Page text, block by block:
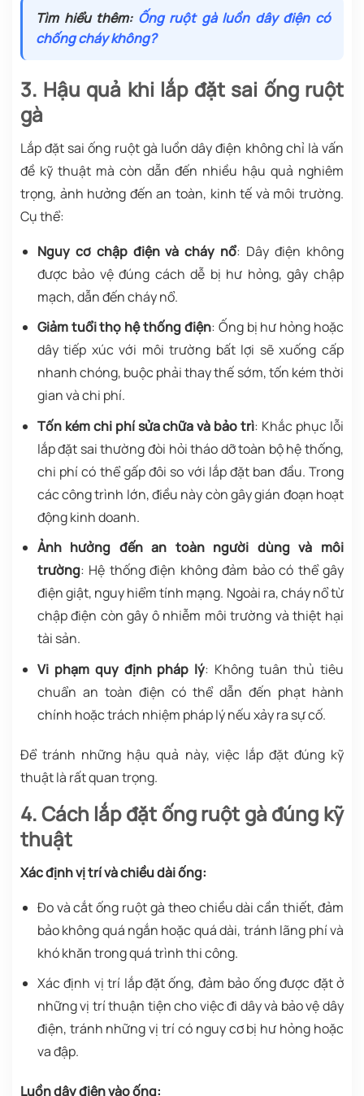
Tìm hiểu thêm: Ống ruột gà luồn dây điện có
chống cháy không?
3. Hậu quả khi lắp đặt sai ống ruột
gà
Lắp đặt sai ống ruột gà luồn dây điện không chỉ là vấn
đề kỹ thuật mà còn dẫn đến nhiều hậu quả nghiêm
trọng, ảnh hưởng đến an toàn, kinh tế và môi trường.
Cụ thể:
Nguy cơ chập điện và cháy nổ: Dây điện không
được bảo vệ đúng cách dễ bị hư hỏng, gây chập
mạch, dẫn đến cháy nổ.
Giảm tuổi thọ hệ thống điện: Ống bị hư hỏng hoặc
dây tiếp xúc với môi trường bất lợi sẽ xuống cấp
nhanh chóng, buộc phải thay thế sớm, tốn kém thời
gian và chi phí.
Tốn kém chi phí sửa chữa và bảo trì: Khắc phục lỗi
lắp đặt sai thường đòi hỏi tháo dỡ toàn bộ hệ thống,
chi phí có thể gấp đôi so với lắp đặt ban đầu. Trong
các công trình lớn, điều này còn gây gián đoạn hoạt
động kinh doanh.
Ảnh hưởng đến an toàn người dùng và môi
trường: Hệ thống điện không đảm bảo có thể gây
điện giật, nguy hiểm tính mạng. Ngoài ra, cháy nổ từ
chập điện còn gây ô nhiễm môi trường và thiệt hại
tài sản.
Vi phạm quy định pháp lý: Không tuân thủ tiêu
chuẩn an toàn điện có thể dẫn đến phạt hành
chính hoặc trách nhiệm pháp lý nếu xảy ra sự cố.
Để tránh những hậu quả này, việc lắp đặt đúng kỹ
thuật là rất quan trọng.
4. Cách lắp đặt ống ruột gà đúng kỹ
thuật
Xác định vị trí và chiều dài ống:
Đo và cắt ống ruột gà theo chiều dài cần thiết, đảm
bảo không quá ngắn hoặc quá dài, tránh lãng phí và
khó khăn trong quá trình thi công.
Xác định vị trí lắp đặt ống, đảm bảo ống được đặt ở
những vị trí thuận tiện cho việc đi dây và bảo vệ dây
điện, tránh những vị trí có nguy cơ bị hư hỏng hoặc
va đập.
Luồn dây điện vào ống: